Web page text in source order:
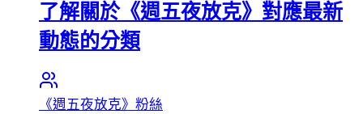
了解關於《週五夜放克》對應最新
動態的分類
《週五夜放克》粉絲